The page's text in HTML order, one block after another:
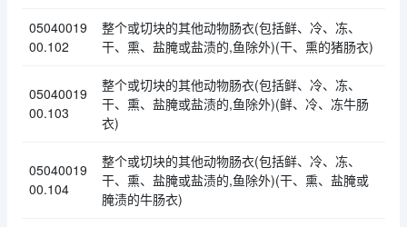
05040019
00.102
整个或切块的其他动物肠衣(包括鲜、冷、冻、
干、熏、盐腌或盐渍的,鱼除外)(干、熏的猪肠衣)
05040019
00.103
整个或切块的其他动物肠衣(包括鲜、冷、冻、
干、熏、盐腌或盐渍的,鱼除外)(鲜、冷、冻牛肠
衣)
05040019
00.104
整个或切块的其他动物肠衣(包括鲜、冷、冻、
干、熏、盐腌或盐渍的,鱼除外)(干、熏、盐腌或
腌渍的牛肠衣)